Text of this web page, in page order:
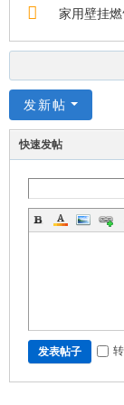
家用壁挂燃
发新帖
快速发帖
发表帖子